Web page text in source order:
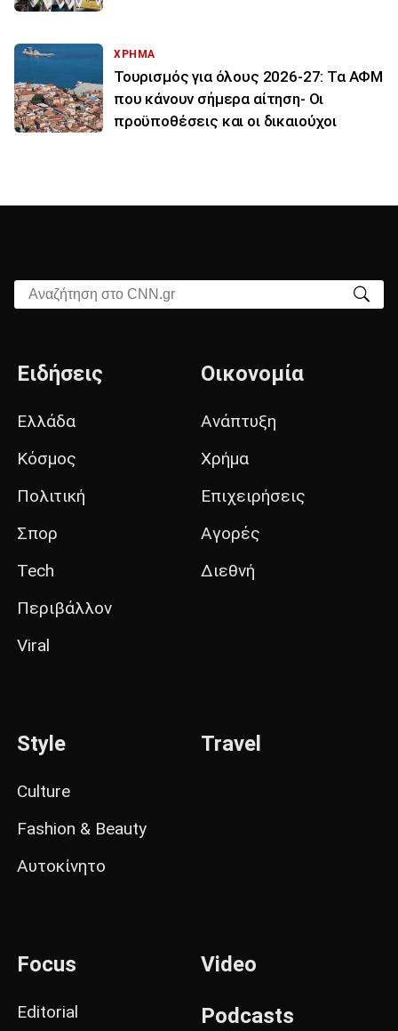
ΧΡΗΜΑ
Τουρισμός για όλους 2026-27: Τα ΑΦΜ
που κάνουν σήμερα αίτηση- Οι
προϋποθέσεις και οι δικαιούχοι
Αναζήτηση στο CNN.gr
Ειδήσεις
Ελλάδα
Κόσμος
Πολιτική
Σπορ
Tech
Περιβάλλον
Viral
Οικονομία
Ανάπτυξη
Χρήμα
Επιχειρήσεις
Αγορές
Διεθνή
Style
Culture
Fashion & Beauty
Αυτοκίνητο
Travel
Focus
Editorial
Video
Podcasts